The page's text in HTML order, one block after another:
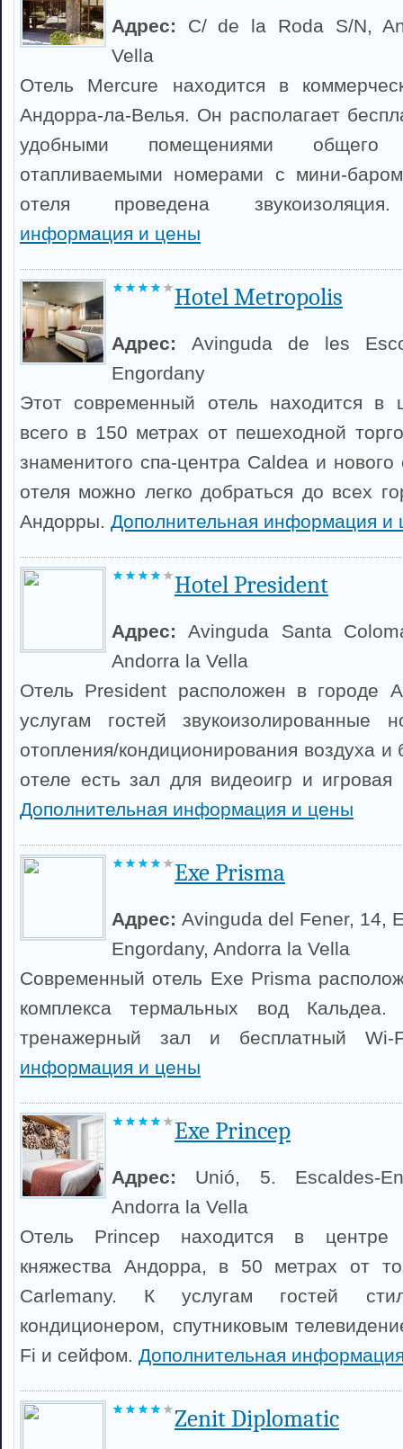
Адрес: C/ de la Roda S/N,
Vella
Отель Mercure находится в
Андорра-ла-Велья. Он располагает
удобными помещениями общего
отапливаемыми номерами с мини-
отеля проведена
информация и цены
Hotel Metropolis
Адрес: Avinguda de les
Engordany
Этот современный отель находится в
всего в 150 метрах от пешеходной
знаменитого спа-центра Caldea и
отеля можно легко добраться до всех
Андорры. Дополнительная информация и
Hotel President
Адрес:Avinguda Santa
Andorra la Vella
Отель President расположен в городе
услугам гостей звукоизолированные
отопления/кондиционирования воздуха
отеле есть зал для видеоигр и игровая
Дополнительная информация и цены
Exe Prisma
Адрес: Avinguda del Fener, 14,
Engordany, Andorra la Vella
Современный отель Exe Prisma
комплекса термальных вод Кальдеа.
тренажерный зал и бесплатный
информация и цены
Exe Princep
Адрес: Unió, 5. Escaldes-
Andorra la Vella
Отель Princep находится в центре
княжества Андорра, в 50 метрах от
Carlemany. К услугам гостей
кондиционером, спутниковым
Fi и сейфом. Дополнительная
Zenit Diplomatic